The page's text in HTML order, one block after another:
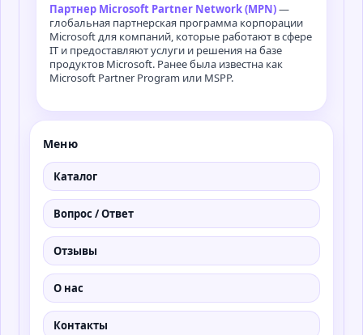
Партнер Microsoft Partner Network (MPN)—
глобальная партнерская программа корпорации
Microsoft для компаний, которые работают в сфере
IT и предоставляют услуги и решения на базе
продуктов Microsoft. Ранее была известна как
Microsoft Partner Program или MSPP.
Меню
Каталог
Вопрос / Ответ
Отзывы
О нас
Контакты